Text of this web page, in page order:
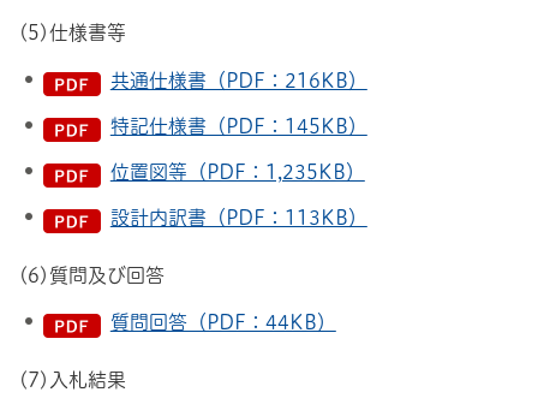
(5)仕様書等
共通仕様書（PDF：216KB）
特記仕様書（PDF：145KB）
位置図等（PDF：1,235KB）
設計内訳書（PDF：113KB）
(6)質問及び回答
質問回答（PDF：44KB）
(7)入札結果